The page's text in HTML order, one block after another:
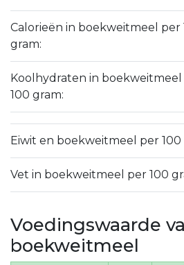
Calorieën in boekweitmeel per
gram:
Koolhydraten in
100 gram:
Eiwit en boekweitmeel per 100
Vet in boekweitmeel per 100
Voedingswaarde
boekweitmeel